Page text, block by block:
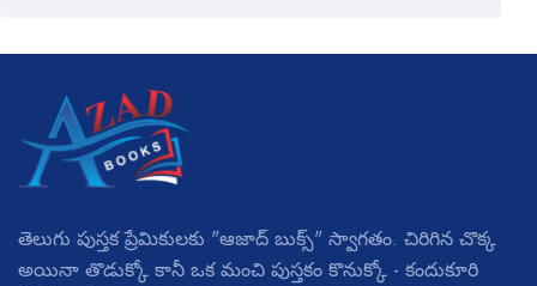
తెలుగు పుస్తక ప్రేమికులకు "ఆజాద్ బుక్స్" స్వాగతం. చిరిగిన చొక్క
అయినా తొడుక్కో కానీ ఒక మంచి పుస్తకం కొనుక్కో - కందుకూరి